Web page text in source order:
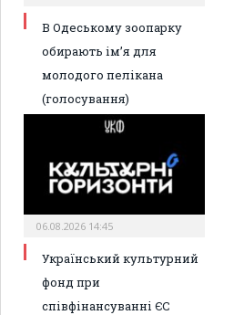
В Одеському зоопарку
обирають ім’я для
молодого пелікана
(голосування)
06.08.2026 14:45
Український культурний
фонд при
співфінансуванні ЄС